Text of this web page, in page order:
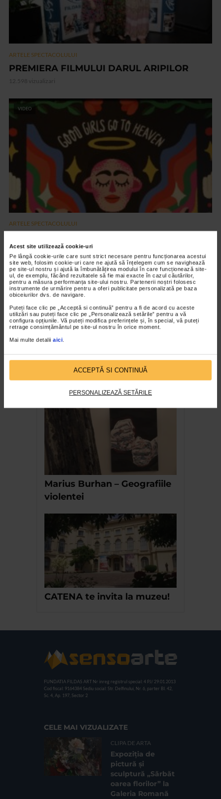
Acest site utilizează cookie-uri
Pe lângă cookie-urile care sunt strict necesare pentru funcționarea acestui
site web, folosim cookie-uri care ne ajută să înțelegem cum se navighează
pe site-ul nostru și ajută la îmbunătățirea modului în care funcționează site-
ul, de exemplu, făcând rezultatele să fie mai exacte în cazul căutărilor,
pentru a măsura performanța site-ului nostru. Partenerii noștri folosesc
instrumente de urmărire pentru a oferi publicitate personalizată pe baza
obiceiurilor dvs. de navigare.
Puteți face clic pe „Acceptă si continuă” pentru a fi de acord cu aceste
utilizări sau puteți face clic pe „Personalizează setările” pentru a vă
configura opțiunile. Vă puteți modifica preferințele și, în special, vă puteți
retrage consimțământul pe site-ul nostru în orice moment.
Mai multe detalii aici.
ACCEPTĂ SI CONTINUĂ
PERSONALIZEAZĂ SETĂRILE
ARTELE SPECTACOLULUI
PREMIERA FILMULUI DARUL ARIPILOR
12.598 vizualizari
VIDEO
ARTELE SPECTACOLULUI
3.774 vizualizari
RECOMANDĂRI
Imbratiseaza-ma-n culoare
de Maia Martin
Marius Burhan – Geografiile
violentei
CATENA te invita la muzeu!
FUNDATIA FILDAS ART Nr inreg registrul special: 4 PJ/ 29.01.2013
Cod fiscal: 9164384 Sediu social: Str. Delfinului, Nr. 6, parter Bl. 42,
Sc. 4, Ap. 197, Sector 2
CELE MAI VIZUALIZATE
CLIPA DE ARTA
Expoziția de
pictură și
sculptură „Sărbăt
oarea florilor” la
Galeria Romană